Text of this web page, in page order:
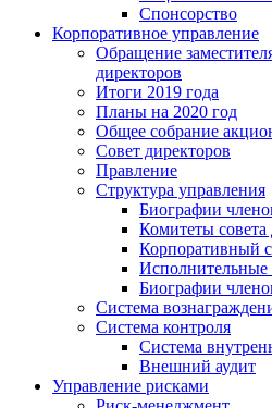
Спонсорство
Корпоративное управление
Обращение
директоров
Итоги 2019 года
Планы на 2020 год
Общее собрание
Совет директоров
Правление
Структура управления
Биографии
Комитеты совета
Корпоративный
Исполнительные
Биографии
Система
Система контроля
Система
Внешний аудит
Управление рисками